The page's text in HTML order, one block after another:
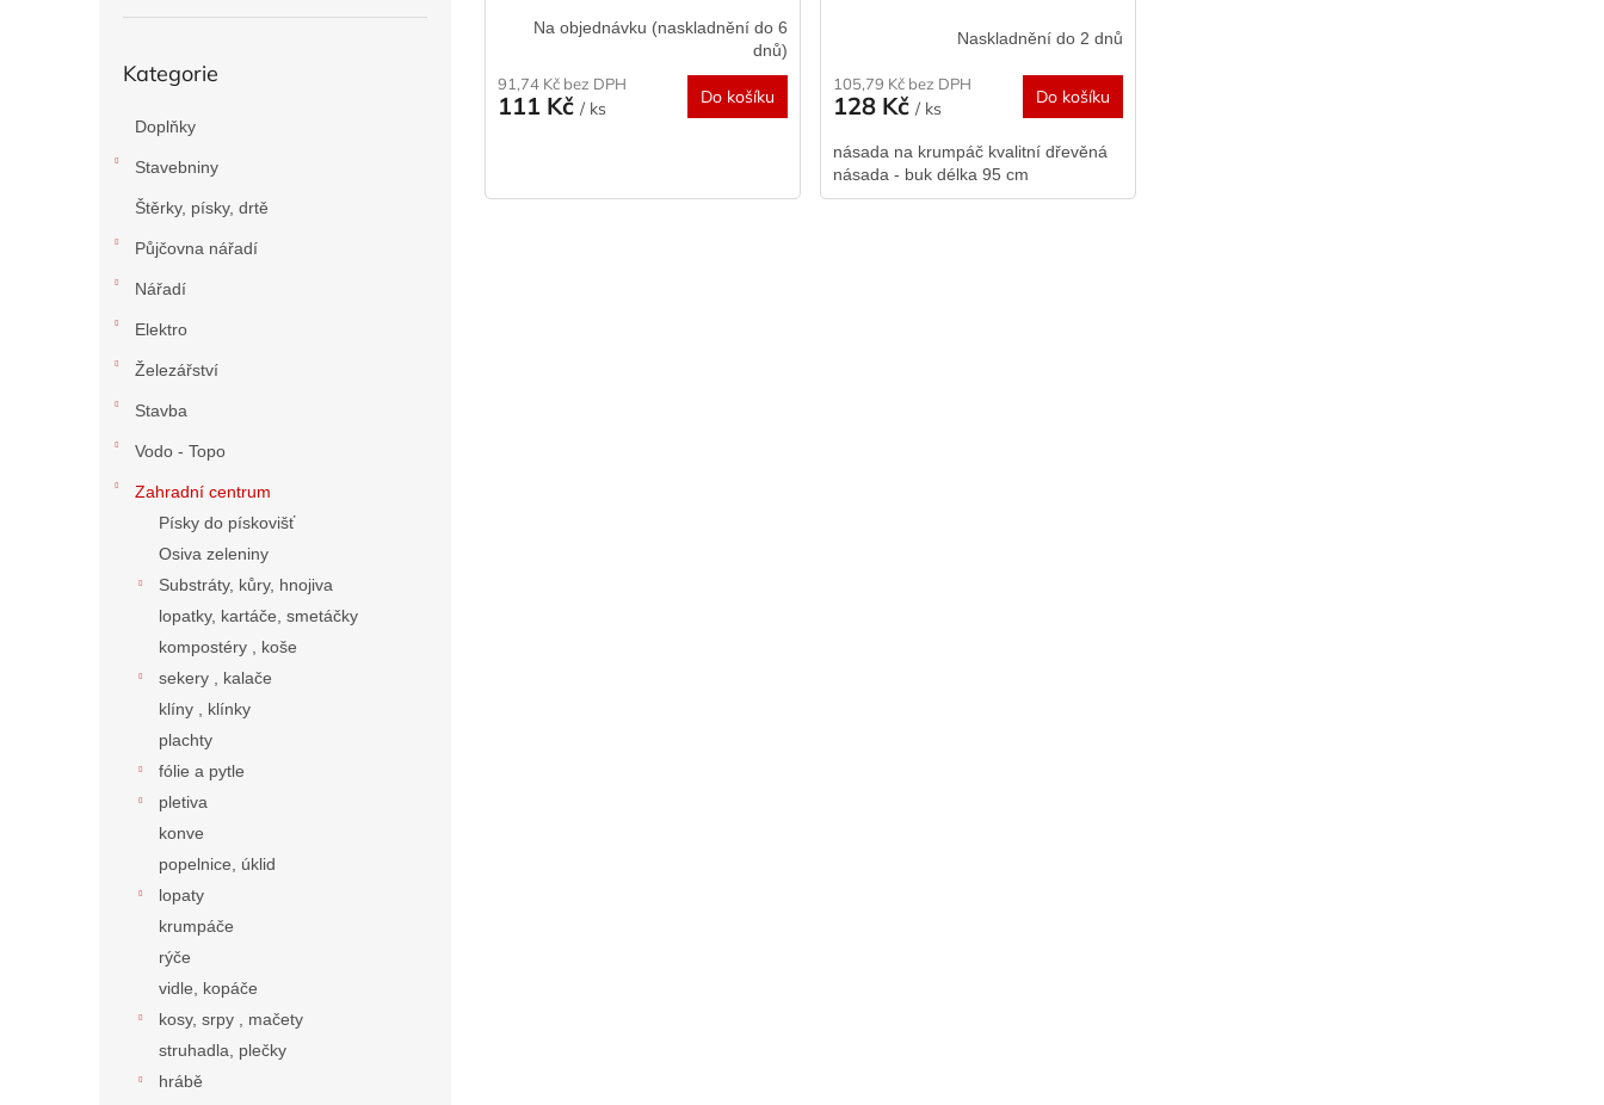
kategorie
Kategorie
Doplňky
Stavebniny
Štěrky, písky, drtě
Půjčovna nářadí
Nářadí
Elektro
Železářství
Stavba
Vodo - Topo
Zahradní centrum
Písky do pískovišť
Osiva zeleniny
Substráty, kůry, hnojiva
lopatky, kartáče, smetáčky
kompostéry , koše
sekery , kalače
klíny , klínky
plachty
fólie a pytle
pletiva
konve
popelnice, úklid
lopaty
krumpáče
rýče
vidle, kopáče
kosy, srpy , mačety
struhadla, plečky
hrábě
Na objednávku (naskladnění do 6
dnů)
91,74 Kč bez DPH
111 Kč/ ks
Do košíku
Naskladnění do 2 dnů
105,79 Kč bez DPH
128 Kč/ ks
Do košíku
násada na krumpáč kvalitní dřevěná
násada - buk délka 95 cm